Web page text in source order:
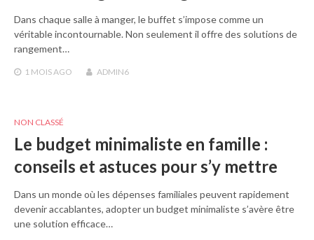
Dans chaque salle à manger, le buffet s’impose comme un
véritable incontournable. Non seulement il offre des solutions de
rangement…
1 MOIS AGO ADMIN6
NON CLASSÉ
Le budget minimaliste en famille :
conseils et astuces pour s’y mettre
Dans un monde où les dépenses familiales peuvent rapidement
devenir accablantes, adopter un budget minimaliste s’avère être
une solution efficace…